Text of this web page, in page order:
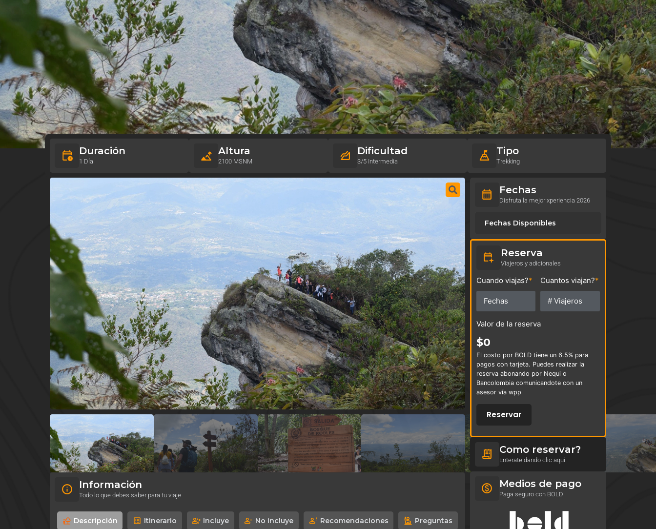
Duración
1 Día
Altura
2100 MSNM
Dificultad
3/5 Intermedia
Tipo
Trekking
Información
Todo lo que debes saber para tu viaje
Descripción Itinerario Incluye No incluye Recomendaciones Preguntas
Fechas
Disfruta la mejor xperiencia 2026
Fechas Disponibles
Reserva
Viajeros y adicionales
Cuando viajas?* Cuantos viajan?*
Valor de la reserva
$0
El costo por BOLD tiene un 6.5% para
pagos con tarjeta. Puedes realizar la
reserva abonando por Nequi o
Bancolombia comunicandote con un
asesor vía wpp
Reservar
Como reservar?
Enterate dando clic aquí
Medios de pago
Paga seguro con BOLD